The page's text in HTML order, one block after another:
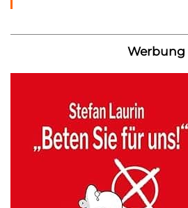
Werbung